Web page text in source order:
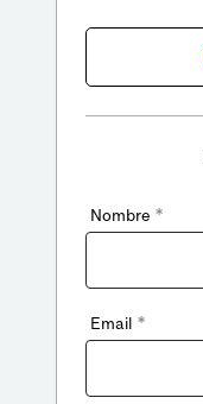
Nombre *
Email *